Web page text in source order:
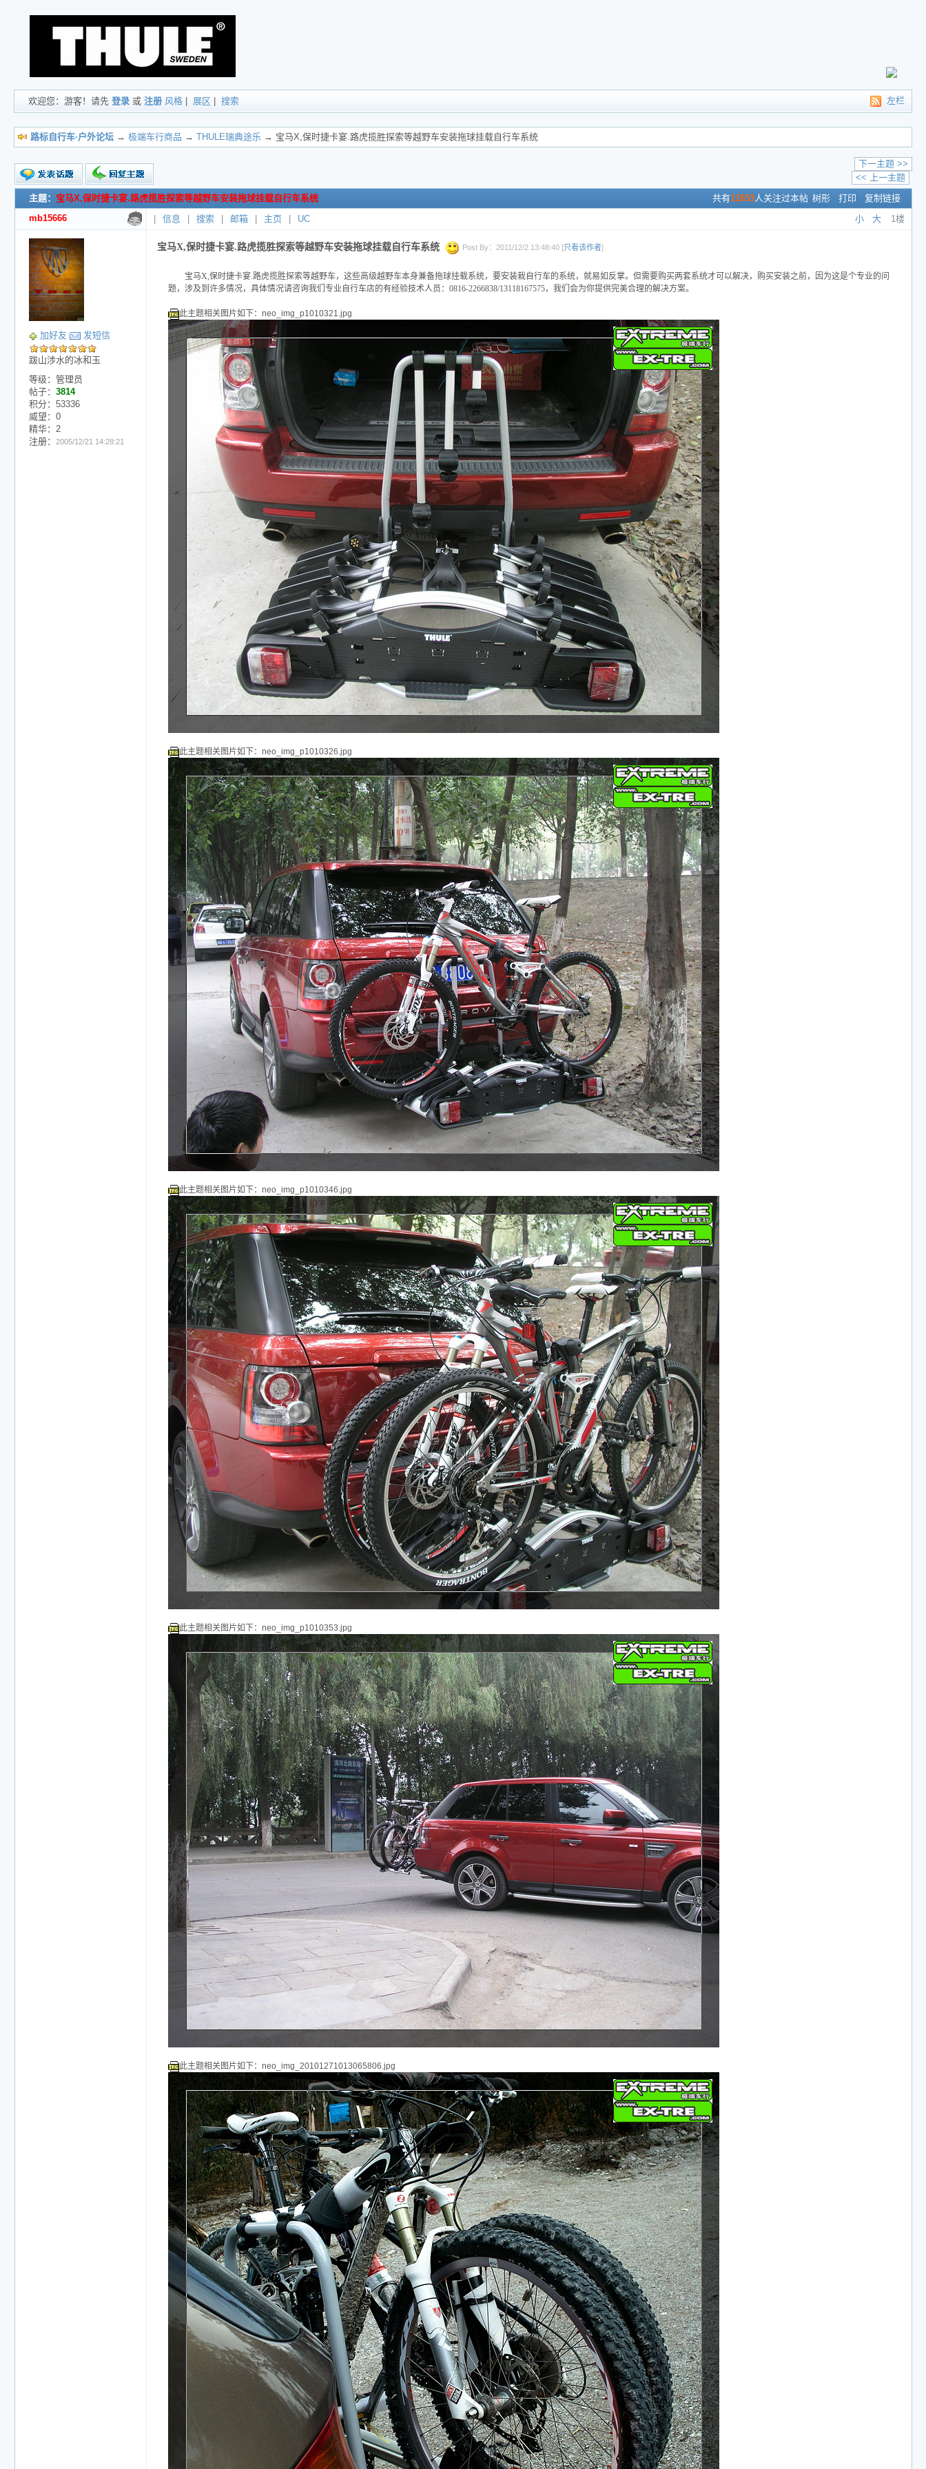
左栏
欢迎您：游客！请先登录 或注册 风格 展区 |搜索
路标自行车·户外论坛 →极端车行商品 →THULE瑞典途乐 → 宝马X,保时捷卡宴.路虎揽胜探索等越野车安装拖球挂载自行车系统
新的主题
投票帖
交易帖
小字报
下一主题 >>
<< 上一主题
共有11653人关注过本帖 树形 打印 复制链接
主题： 宝马X,保时捷卡宴.路虎揽胜探索等越野车安装拖球挂载自行车系统
mb15666
小 大 1楼
信息 搜索 邮箱 主页 UC
加好友 发短信
跋山涉水的冰和玉
等级：管理员
帖子： 3814
积分：53336
威望：0
精华：2
注册：
2005/12/21 14:28:21
宝马X,保时捷卡宴.路虎揽胜探索等越野车安装拖球挂载自行车系统 Post By：2011/12/2 13:48:40 [只看该作者]
宝马X,保时捷卡宴.路虎揽胜探索等越野车， 这些高级越野车本身兼备拖球挂载系统，要安装栽自行车的系统，就易如反掌。 但需要购买两套系统才可以解决，购买安装之前，因为这是个专业的问
题，涉及到许多情况，具体情况请咨询我们专业自行车店的有经验技术人员：0816-2266838/13118167575，我们会为你提供完美合理的解决方案。
此主题相关图片如下：neo_img_p1010321.jpg
此主题相关图片如下：neo_img_p1010326.jpg
此主题相关图片如下：neo_img_p1010346.jpg
此主题相关图片如下：neo_img_p1010353.jpg
此主题相关图片如下：neo_img_20101271013065806.jpg